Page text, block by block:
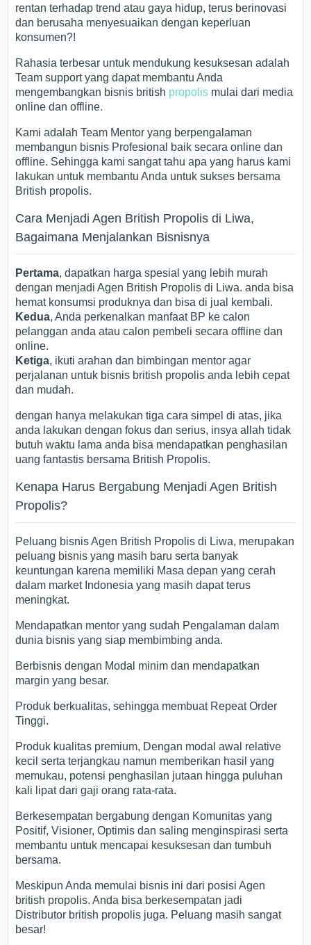
rentan terhadap trend atau gaya hidup, terus berinovasi
dan berusaha menyesuaikan dengan keperluan
konsumen?!
Rahasia terbesar untuk mendukung kesuksesan adalah
Team support yang dapat membantu Anda
mengembangkan bisnis british propolis mulai dari media
online dan offline.
Kami adalah Team Mentor yang berpengalaman
membangun bisnis Profesional baik secara online dan
offline. Sehingga kami sangat tahu apa yang harus kami
lakukan untuk membantu Anda untuk sukses bersama
British propolis.
Cara Menjadi Agen British Propolis di Liwa,
Bagaimana Menjalankan Bisnisnya
Pertama, dapatkan harga spesial yang lebih murah
dengan menjadi Agen British Propolis di Liwa. anda bisa
hemat konsumsi produknya dan bisa di jual kembali.
Kedua, Anda perkenalkan manfaat BP ke calon
pelanggan anda atau calon pembeli secara offline dan
online.
Ketiga, ikuti arahan dan bimbingan mentor agar
perjalanan untuk bisnis british propolis anda lebih cepat
dan mudah.
dengan hanya melakukan tiga cara simpel di atas, jika
anda lakukan dengan fokus dan serius, insya allah tidak
butuh waktu lama anda bisa mendapatkan penghasilan
uang fantastis bersama British Propolis.
Kenapa Harus Bergabung Menjadi Agen British
Propolis?
Peluang bisnis Agen British Propolis di Liwa, merupakan
peluang bisnis yang masih baru serta banyak
keuntungan karena memiliki Masa depan yang cerah
dalam market Indonesia yang masih dapat terus
meningkat.
Mendapatkan mentor yang sudah Pengalaman dalam
dunia bisnis yang siap membimbing anda.
Berbisnis dengan Modal minim dan mendapatkan
margin yang besar.
Produk berkualitas, sehingga membuat Repeat Order
Tinggi.
Produk kualitas premium, Dengan modal awal relative
kecil serta terjangkau namun memberikan hasil yang
memukau, potensi penghasilan jutaan hingga puluhan
kali lipat dari gaji orang rata-rata.
Berkesempatan bergabung dengan Komunitas yang
Positif, Visioner, Optimis dan saling menginspirasi serta
membantu untuk mencapai kesuksesan dan tumbuh
bersama.
Meskipun Anda memulai bisnis ini dari posisi Agen
british propolis. Anda bisa berkesempatan jadi
Distributor british propolis juga. Peluang masih sangat
besar!